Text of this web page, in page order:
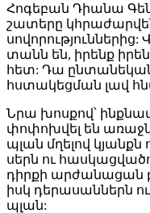
Հոգեբան Դիանա
շատերը
տանն են, իրենք
հետ: Դա ընտանեկան
հստակեցման լավ
Նրա խոսքով՝
փոփոխվել են
պլան մղելով կյանքն
սերն ու
դիրքի արժանացան
իսկ դերասաններն
պլան: